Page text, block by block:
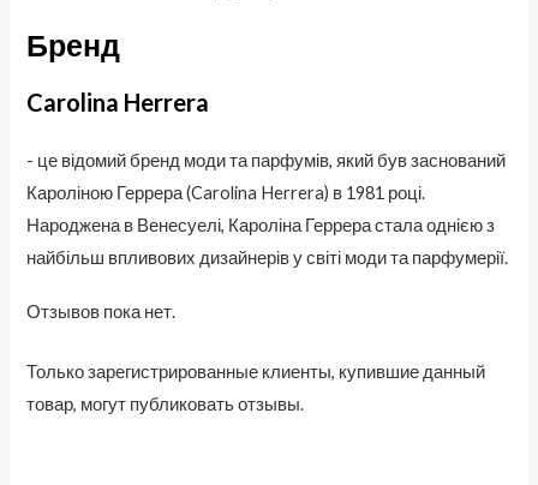
Бренд
Carolina Herrera
- це відомий бренд моди та парфумів, який був заснований
Кароліною Геррера (Carolina Herrera) в 1981 році.
Народжена в Венесуелі, Кароліна Геррера стала однією з
найбільш впливових дизайнерів у світі моди та парфумерії.
Отзывов пока нет.
Только зарегистрированные клиенты, купившие данный
товар, могут публиковать отзывы.